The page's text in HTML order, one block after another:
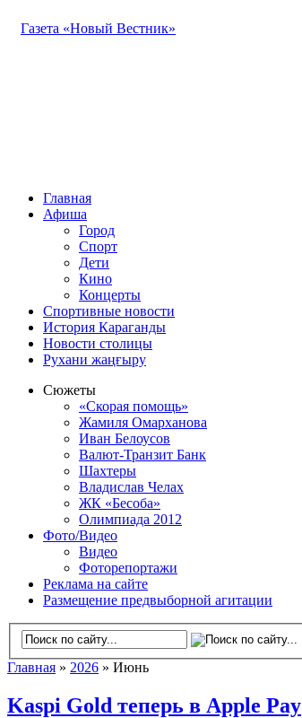
Газета «Новый Вестник»
Главная
Афиша
Город
Спорт
Дети
Кино
Концерты
Спортивные новости
История Караганды
Новости столицы
Рухани жаңғыру
Сюжеты
«Скорая помощь»
Жамиля Омарханова
Иван Белоусов
Валют-Транзит Банк
Шахтеры
Владислав Челах
ЖК «Бесоба»
Олимпиада 2012
Фото/Видео
Видео
Фоторепортажи
Реклама на сайте
Размещение предвыборной агитации
Главная » 2026 » Июнь
Kaspi Gold теперь в Apple Pay